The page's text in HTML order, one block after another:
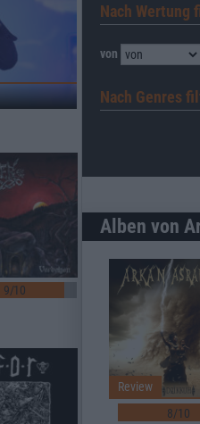
Nach Wertung
von
Nach Genres
Alben von
8/10
Review
9/10